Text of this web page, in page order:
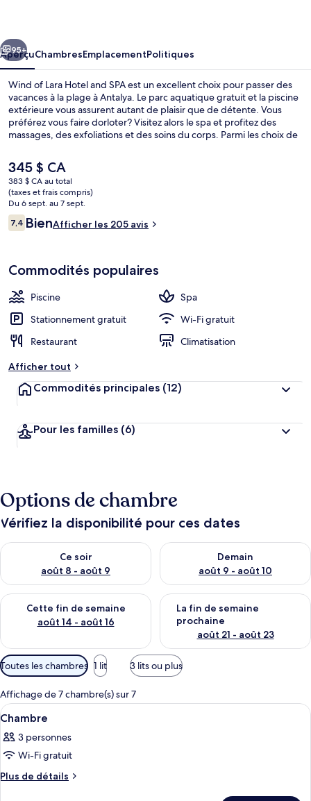
Hotel
and
SPA
Suivant
95+
AperçuChambresEmplacementPolitiques
Wind of Lara Hotel and SPA est un excellent choix pour passer des
vacances à la plage à Antalya. Le parc aquatique gratuit et la piscine
extérieure vous assurent autant de plaisir que de détente. Vous
préférez vous faire dorloter? Visitez alors le spa et profitez des
massages, des exfoliations et des soins du corps. Parmi les choix de
sont d’excellents endroits où siroter une boisson fraîche. Parmi les
points saillants de hôtel de luxe, notons 3 bars-salons, une piscine
intérieure et une boîte de nuit.
Le
prix
actuel
est
de 345 $ CA
345 $ CA
383 $ CA au total
(taxes et frais compris)
Du 6 sept. au 7 sept.
Avis
7,47,4 sur 10 –
BienAfficher les 205 avis
Commodités populaires
Piscine
Spa
Stationnement gratuit
Wi-Fi gratuit
Restaurant
Climatisation
Afficher tout
Commodités principales (12)
Pour les familles (6)
Options de chambre
Vérifiez la disponibilité pour ces dates
Ce soir
août 8 - août 9
Vérifier la disponibilité pour ce soir août 8 - août 9
Demain
août 9 - août 10
Vérifier la disponibilité pour
Cette fin de semaine
août 14 - août 16
Vérifier la disponibilité pour cette fin de semaine août 14 -
La fin de semaine
prochaine
août 21 - août 23
Vérifier la disponibilité pour
Filtres
disponibles
pour
les
chambres
Toutes les chambres 1 lit 3 lits ou plus
Affichage de 7 chambre(s) sur 7
Afficher
toutes
les
photos
pour
Une chambre d’hôtel avec un lit,
6
Chambre
3 personnes
Wi-Fi gratuit
Plus de détails
Plus